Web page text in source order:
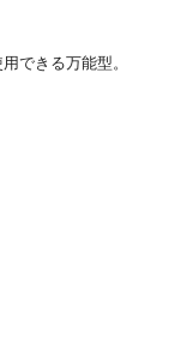
できる万能型。